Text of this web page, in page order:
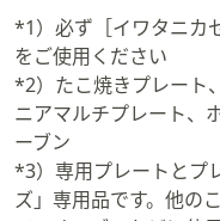
*1）必ず［イワタニカ
をご使用ください
*2）たこ焼きプレート
ニアマルチプレート、
ーブン
*3）専用プレートとプ
ズ」専用品です。他の